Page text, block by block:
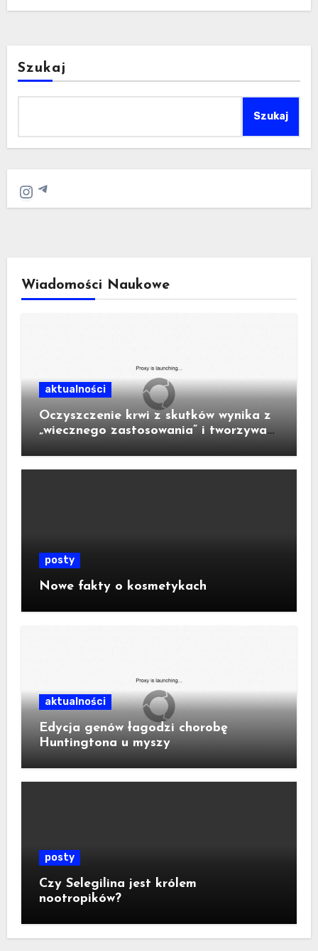
Szukaj
Szukaj
Instagram
Telegram
Wiadomości Naukowe
aktualności
Oczyszczenie krwi z skutków wynika z
„wiecznego zastosowania” i tworzywa
posty
Nowe fakty o kosmetykach
aktualności
Edycja genów łagodzi chorobę
Huntingtona u myszy
posty
Czy Selegilina jest królem
nootropików?